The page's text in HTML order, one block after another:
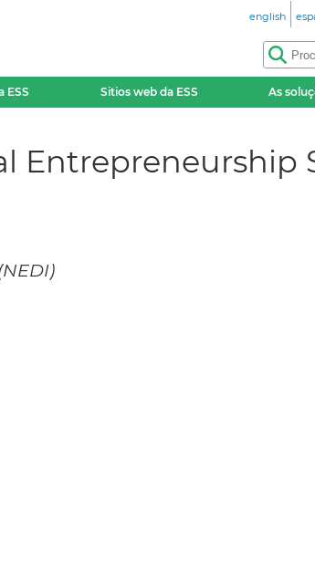
english
ESS Sitios web da ESS As